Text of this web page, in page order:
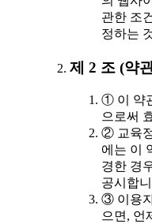
관한 조
정하는
제 2 조 (약
① 이 약
으로써
② 교육
에는 이
경한 경
공시합
③ 이용
으면, 언